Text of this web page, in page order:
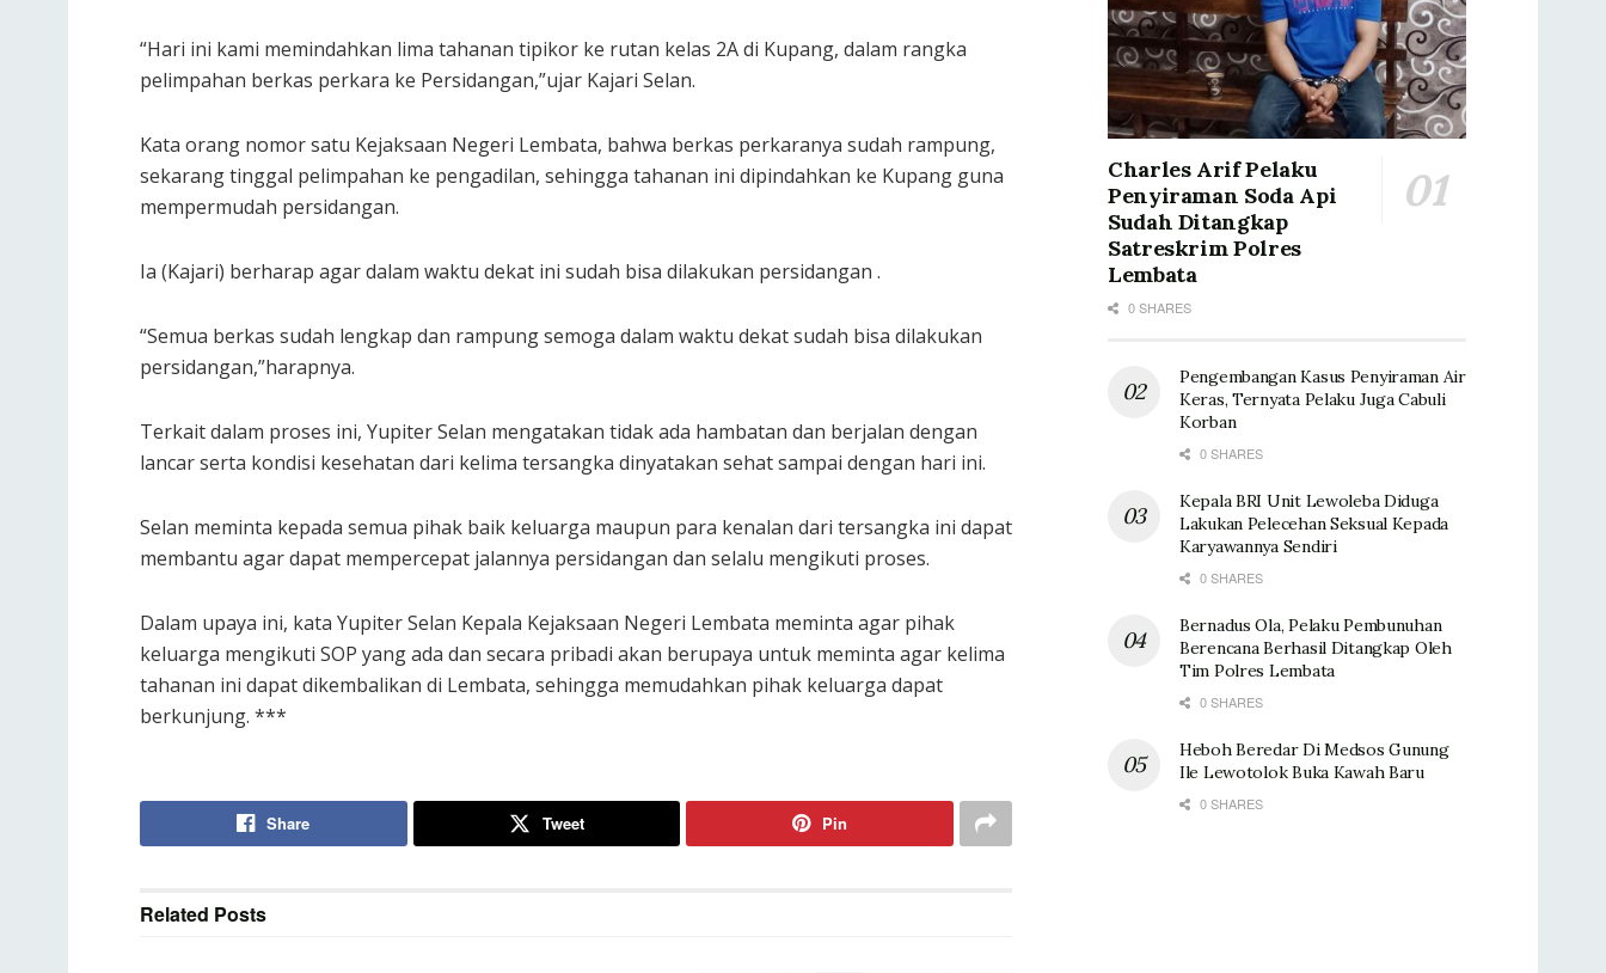
“Hari ini kami memindahkan lima tahanan tipikor ke rutan kelas 2A di Kupang, dalam rangka
pelimpahan berkas perkara ke Persidangan,”ujar Kajari Selan.
Kata orang nomor satu Kejaksaan Negeri Lembata, bahwa berkas perkaranya sudah rampung,
sekarang tinggal pelimpahan ke pengadilan, sehingga tahanan ini dipindahkan ke Kupang guna
mempermudah persidangan.
Ia (Kajari) berharap agar dalam waktu dekat ini sudah bisa dilakukan persidangan .
“Semua berkas sudah lengkap dan rampung semoga dalam waktu dekat sudah bisa dilakukan
persidangan,”harapnya.
Terkait dalam proses ini, Yupiter Selan mengatakan tidak ada hambatan dan berjalan dengan
lancar serta kondisi kesehatan dari kelima tersangka dinyatakan sehat sampai dengan hari ini.
Selan meminta kepada semua pihak baik keluarga maupun para kenalan dari tersangka ini dapat
membantu agar dapat mempercepat jalannya persidangan dan selalu mengikuti proses.
Dalam upaya ini, kata Yupiter Selan Kepala Kejaksaan Negeri Lembata meminta agar pihak
keluarga mengikuti SOP yang ada dan secara pribadi akan berupaya untuk meminta agar kelima
tahanan ini dapat dikembalikan di Lembata, sehingga memudahkan pihak keluarga dapat
berkunjung. ***
Share Tweet Pin
Related Posts
Charles Arif Pelaku
Penyiraman Soda Api
Sudah Ditangkap
Satreskrim Polres
Lembata
0 SHARES
Pengembangan Kasus Penyiraman Air
Keras, Ternyata Pelaku Juga Cabuli
Korban
0 SHARES
Kepala BRI Unit Lewoleba Diduga
Lakukan Pelecehan Seksual Kepada
Karyawannya Sendiri
0 SHARES
Bernadus Ola, Pelaku Pembunuhan
Berencana Berhasil Ditangkap Oleh
Tim Polres Lembata
0 SHARES
Heboh Beredar Di Medsos Gunung
Ile Lewotolok Buka Kawah Baru
0 SHARES